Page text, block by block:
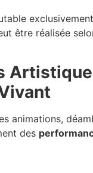
être réalisée
animations,
des